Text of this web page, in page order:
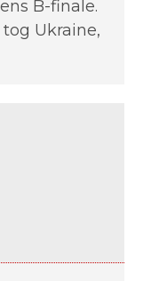
B-finale.
Ukraine,